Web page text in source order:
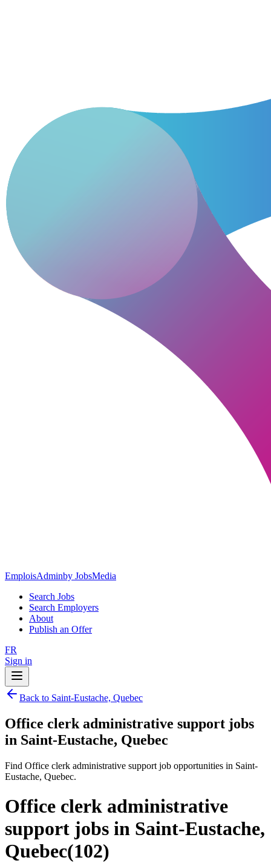
EmploisAdminby JobsMedia
Search Jobs
Search Employers
About
Publish an Offer
FR
Sign in
Back to Saint-Eustache, Quebec
Office clerk administrative support jobs
in Saint-Eustache, Quebec
Find Office clerk administrative support job opportunities in Saint-
Eustache, Quebec.
Office clerk administrative
support jobs in Saint-Eustache,
Quebec(102)